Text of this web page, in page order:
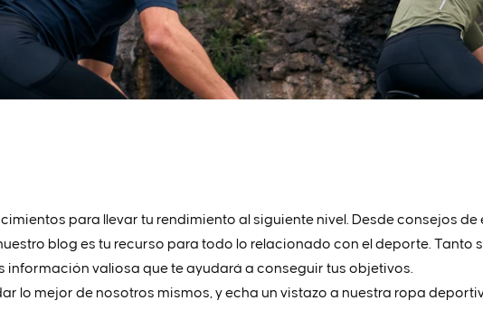
para llevar tu rendimiento al siguiente nivel. Desde consejos
blog es tu recurso para todo lo relacionado con el deporte. Tanto
valiosa que te ayudará a conseguir tus objetivos.
lo mejor de nosotros mismos, y echa un vistazo a nuestra ropa